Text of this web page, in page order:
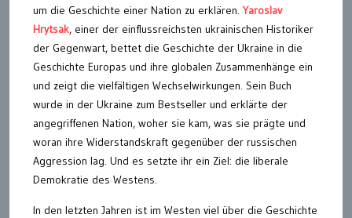
um die Geschichte einer Nation zu erklären.Yaroslav
Hrytsak, einer der einflussreichsten ukrainischen Historiker
der Gegenwart, bettet die Geschichte der Ukraine in die
Geschichte Europas und ihre globalen Zusammenhänge ein
und zeigt die vielfältigen Wechselwirkungen. Sein Buch
wurde in der Ukraine zum Bestseller und erklärte der
angegriffenen Nation, woher sie kam, was sie prägte und
woran ihre Widerstandskraft gegenüber der russischen
Aggression lag. Und es setzte ihr ein Ziel: die liberale
Demokratie des Westens.
In den letzten Jahren ist im Westen viel über die Geschichte